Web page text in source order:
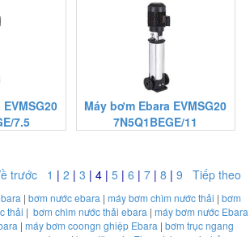
7.5
Máy bơm Ebara EVMSG20
7N5Q1BEGE/11
trước 1 | 2 | 3 | 4 | 5 | 6 | 7 | 8 | 9 Tiếp theo
| bơm nước ebara | máy bơm chìm nước thải | bơm
thải | bơm chìm nước thải ebara| máy bơm nước Ebara
| máy bơm coongn ghiệp Ebara | bơm trục ngang